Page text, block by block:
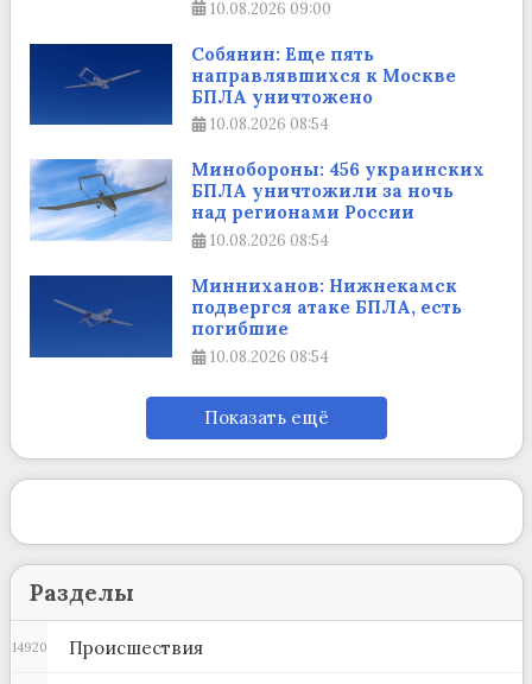
10.08.2026 09:00
Собянин: Еще пять
направлявшихся к Москве
БПЛА уничтожено
10.08.2026 08:54
Минобороны: 456 украинских
БПЛА уничтожили за ночь
над регионами России
10.08.2026 08:54
Минниханов: Нижнекамск
подвергся атаке БПЛА, есть
погибшие
10.08.2026 08:54
Показать ещё
Разделы
Происшествия
14920